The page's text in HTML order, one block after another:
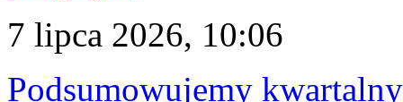
7 lipca 2026, 10:06
Podsumowujemy